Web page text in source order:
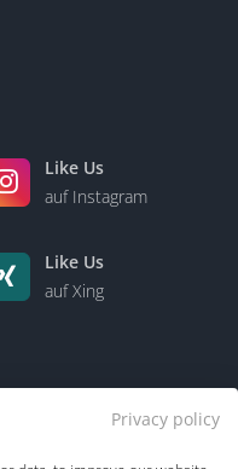
Like Us
auf Instagram
Like Us
auf Xing
Privacy policy